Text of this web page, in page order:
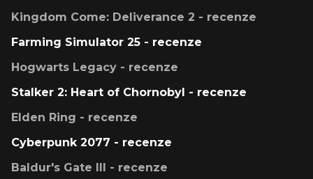
Kingdom Come: Deliverance 2 - recenze
Farming Simulator 25 - recenze
Hogwarts Legacy - recenze
Stalker 2: Heart of Chornobyl - recenze
Elden Ring - recenze
Cyberpunk 2077 - recenze
Baldur's Gate III - recenze